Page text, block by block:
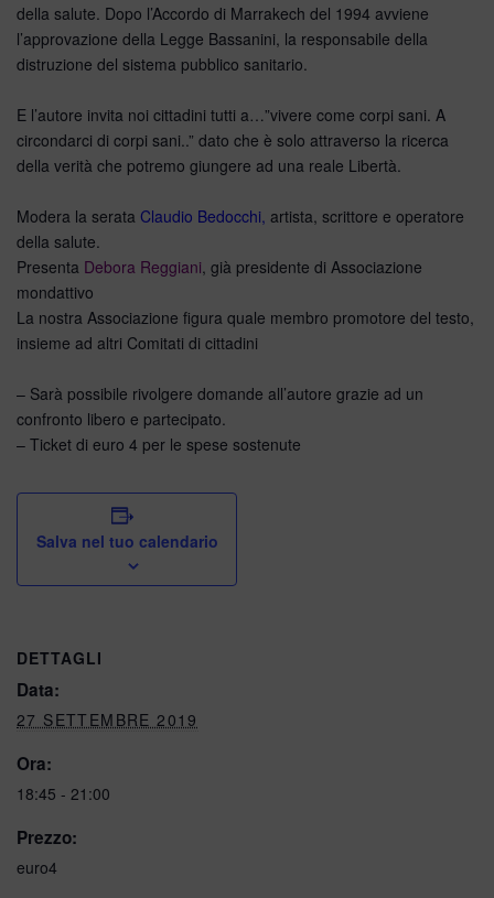
della salute. Dopo l’Accordo di Marrakech del 1994 avviene
l’approvazione della Legge Bassanini, la responsabile della
distruzione del sistema pubblico sanitario.
E l’autore invita noi cittadini tutti a…”vivere come corpi sani. A
circondarci di corpi sani..” dato che è solo attraverso la ricerca
della verità che potremo giungere ad una reale Libertà.
Modera la serata Claudio Bedocchi, artista, scrittore e operatore
della salute.
Presenta Debora Reggiani, già presidente di Associazione
mondattivo
La nostra Associazione figura quale membro promotore del testo,
insieme ad altri Comitati di cittadini
– Sarà possibile rivolgere domande all’autore grazie ad un
confronto libero e partecipato.
– Ticket di euro 4 per le spese sostenute
Salva nel tuo calendario
DETTAGLI
Data:
27 SETTEMBRE 2019
Ora:
18:45 - 21:00
Prezzo:
euro4